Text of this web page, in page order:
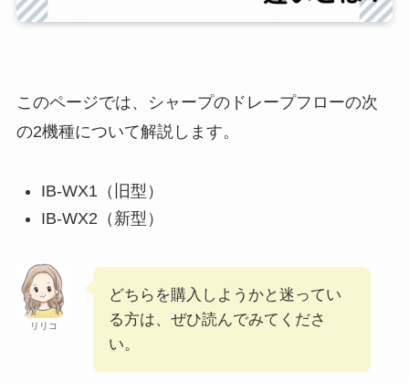
このページでは、シャープのドレープフローの次
の2機種について解説します。
IB-WX1（旧型）
IB-WX2（新型）
リリコ
どちらを購入しようかと迷ってい
る方は、ぜひ読んでみてくださ
い。